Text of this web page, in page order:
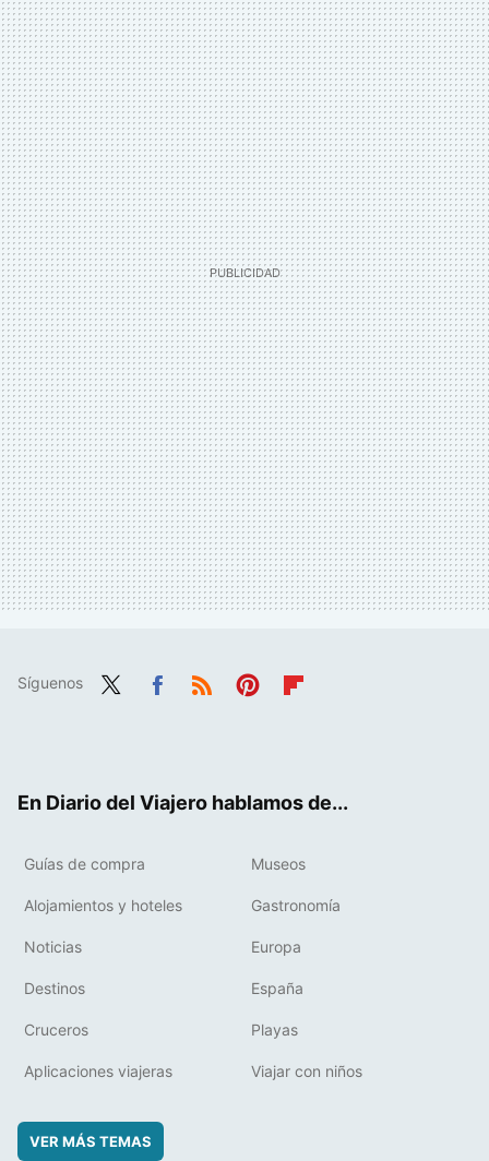
Síguenos
En Diario del Viajero hablamos de...
Guías de compra Museos
Alojamientos y hoteles Gastronomía
Noticias Europa
Destinos España
Cruceros Playas
Aplicaciones viajeras Viajar con niños
VER MÁS TEMAS